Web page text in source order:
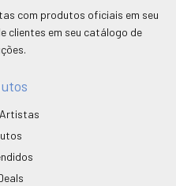
com produtos oficiais em seu
clientes em seu catálogo de